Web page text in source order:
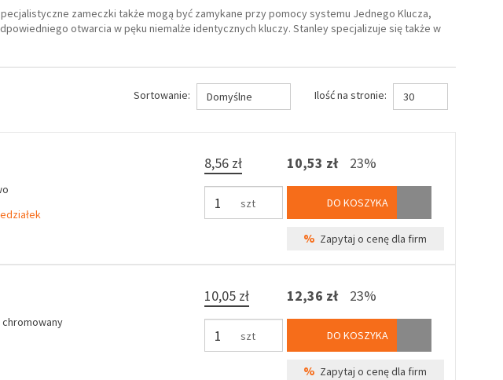
zameczki także mogą być zamykane przy pomocy systemu Jednego Klucza,
otwarcia w pęku niemalże identycznych kluczy. Stanley specjalizuje się także w
Sortowanie: Domyślne Ilość na stronie: 30
8,56 zł
szt
10,53 zł 23%
DO KOSZYKA
% Zapytaj o cenę dla firm
10,05 zł
szt
12,36 zł 23%
DO KOSZYKA
% Zapytaj o cenę dla firm